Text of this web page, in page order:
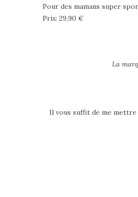
Pour des mamans super
Prix: 29,90 €
La
Il vous suffit de me mettre